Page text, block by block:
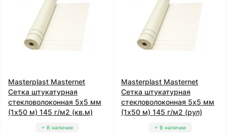
Masterplast Masternet
Сетка штукатурная
стекловолоконная 5x5 мм
(1x50 м) 145 г/м2 (кв.м)
В наличии
Masterplast Masternet
Сетка штукатурная
стекловолоконная 5x5 мм
(1x50 м) 145 г/м2 (рул)
В наличии